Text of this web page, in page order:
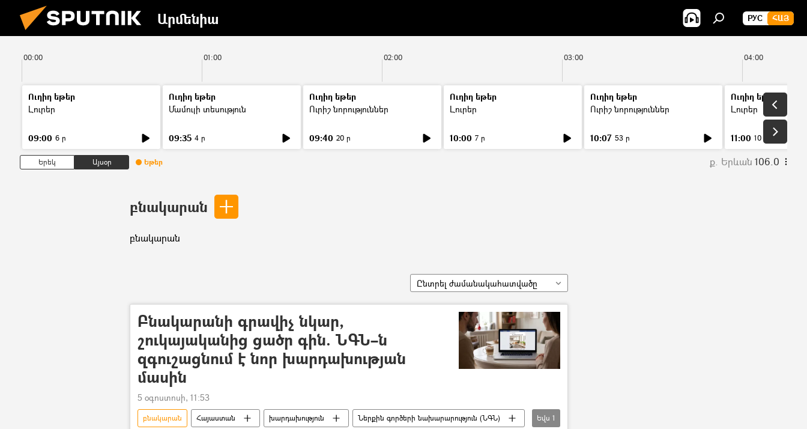
Արմենիա РУС ՀԱՅ
00:00 01:00 02:00 03:00 04:00
Ուղիղ եթեր
Լուրեր
09:00 6 ր
Ուղիղ եթեր
Մամուլի տեսություն
09:35 4 ր
Ուղիղ եթեր
Ուրիշ նորություններ
09:40 20 ր
Ուղիղ եթեր
Լուրեր
10:00 7 ր
Ուղիղ եթեր
Ուրիշ նորություններ
10:07 53 ր
Ուղիղ եթեր
Լուրեր
11:00 10 ր
Երեկ Այսօր Եթեր ք. Երևան 106.0
բնակարան
բնակարան
Ընտրել ժամանակահատվածը
Բնակարանի գրավիչ նկար,
շուկայականից ցածր գին. ՆԳՆ–ն
զգուշացնում է նոր խարդախության
մասին
5 օգոստոսի, 11:53
բնակարան Հայաստան խարդախություն
Ներքին գործերի նախարարություն (ՆԳՆ)
Եվս 1